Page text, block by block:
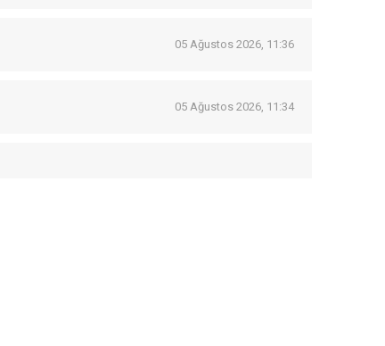
05 Ağustos 2026, 11:36
05 Ağustos 2026, 11:34